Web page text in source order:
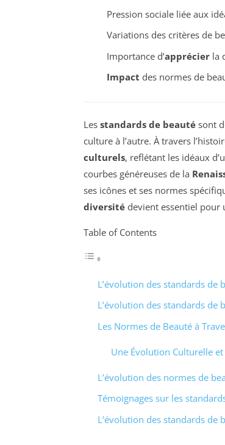
Pression sociale liée aux
Variations des critères de
Importance d’apprécierla
Impact des normes de
Les standards de beauté sont
culture à l’autre. À travers
culturels, reflétant les idéaux
courbes généreuses de la
ses icônes et ses normes
diversité devient essentiel pour
Table of Contents
L’évolution des standards de
L’évolution des standards de
Les Normes de Beauté à
Une Évolution Culturelle et
L’évolution des normes de
Témoignages sur les
L’évolution des standards de